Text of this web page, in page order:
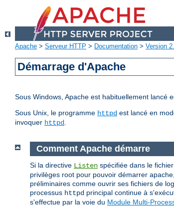
Apache > Serveur HTTP > Documentation > Version
Démarrage d'Apache
Sous Windows, Apache est habituellement lancé
Sous Unix, le programme httpd est lancé en
invoquer httpd.
Comment Apache démarre
Si la directive Listen spécifiée dans le
privilèges root pour pouvoir démarrer
préliminaires comme ouvrir ses fichiers de
processus httpd principal continue à
s'effectue par la voie du Module Multi-